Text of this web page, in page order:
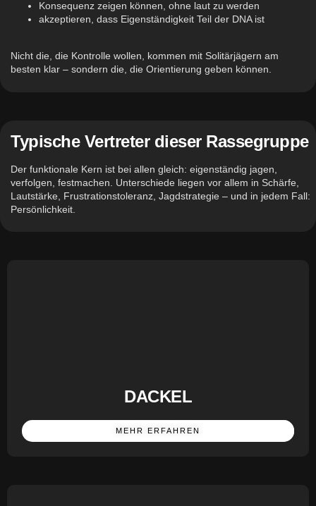
Konsequenz zeigen können, ohne laut zu werden
akzeptieren, dass Eigenständigkeit Teil der DNA ist
Nicht die, die Kontrolle wollen, kommen mit Solitärjägern am
besten klar – sondern die, die Orientierung geben können.
Typische Vertreter dieser Rassegruppe
Der funktionale Kern ist bei allen gleich: eigenständig jagen,
verfolgen, festmachen. Unterschiede liegen vor allem in Schärfe,
Lautstärke, Frustrationstoleranz, Jagdstrategie – und in jedem Fall:
Persönlichkeit.
DACKEL
MEHR ERFAHREN